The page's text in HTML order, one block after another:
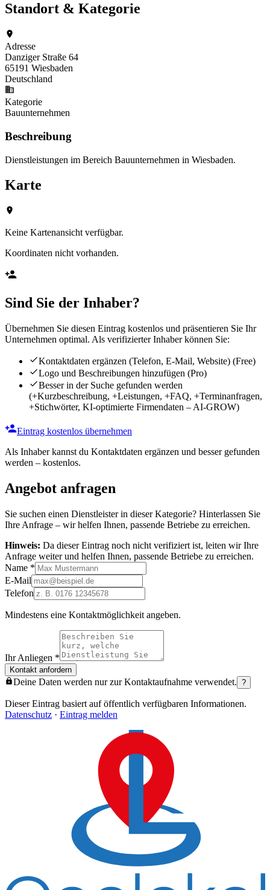
Standort & Kategorie
Adresse
Danziger Straße 64
65191 Wiesbaden
Deutschland
Kategorie
Bauunternehmen
Beschreibung
Dienstleistungen im Bereich Bauunternehmen in Wiesbaden.
Karte
Keine Kartenansicht verfügbar.
Koordinaten nicht vorhanden.
Sind Sie der Inhaber?
Übernehmen Sie diesen Eintrag kostenlos und präsentieren Sie Ihr
Unternehmen optimal. Als verifizierter Inhaber können Sie:
Kontaktdaten ergänzen (Telefon, E-Mail, Website) (Free)
Logo und Beschreibungen hinzufügen (Pro)
Besser in der Suche gefunden werden
(+Kurzbeschreibung, +Leistungen, +FAQ, +Terminanfragen,
+Stichwörter, KI-optimierte Firmendaten – AI-GROW)
Eintrag kostenlos übernehmen
Als Inhaber kannst du Kontaktdaten ergänzen und besser gefunden
werden – kostenlos.
Angebot anfragen
Sie suchen einen Dienstleister in dieser Kategorie? Hinterlassen Sie
Ihre Anfrage – wir helfen Ihnen, passende Betriebe zu erreichen.
Hinweis: Da dieser Eintrag noch nicht verifiziert ist, leiten wir Ihre
Anfrage weiter und helfen Ihnen, passende Betriebe zu erreichen.
Name *
E-Mail
Telefon
Mindestens eine Kontaktmöglichkeit angeben.
Ihr Anliegen *
Kontakt anfordern
Deine Daten werden nur zur Kontaktaufnahme verwendet. ?
Dieser Eintrag basiert auf öffentlich verfügbaren Informationen.
Datenschutz · Eintrag melden